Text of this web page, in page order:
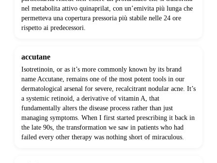
nel metabolita attivo quinaprilat, con un’emivita più lunga che
permetteva una copertura pressoria più stabile nelle 24 ore
rispetto ai predecessori.
accutane
Isotretinoin, or as it’s more commonly known by its brand
name Accutane, remains one of the most potent tools in our
dermatological arsenal for severe, recalcitrant nodular acne. It’s
a systemic retinoid, a derivative of vitamin A, that
fundamentally alters the disease process rather than just
managing symptoms. When I first started prescribing it back in
the late 90s, the transformation we saw in patients who had
failed every other therapy was nothing short of miraculous.